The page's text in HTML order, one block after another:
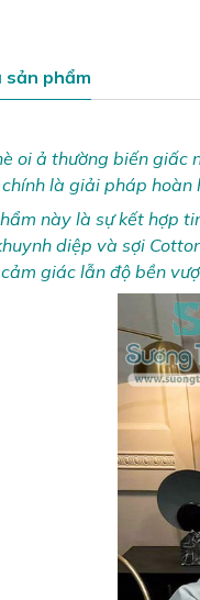
sản phẩm
oi ả thường biến giấc
là giải pháp hoàn
này là sự kết hợp
diệp và sợi
giác lẫn độ bền